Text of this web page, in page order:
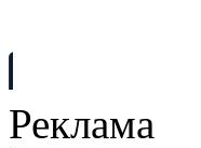
Реклама